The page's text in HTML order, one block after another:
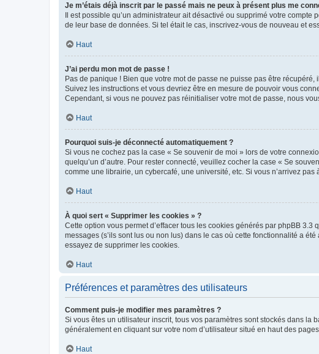
Je m’étais déjà inscrit par le passé mais ne peux à présent plus me
Il est possible qu’un administrateur ait désactivé ou supprimé votre
de leur base de données. Si tel était le cas, inscrivez-vous de nouveau et
Haut
J’ai perdu mon mot de passe !
Pas de panique ! Bien que votre mot de passe ne puisse pas être
Suivez les instructions et vous devriez être en mesure de pouvoir vous
Cependant, si vous ne pouvez pas réinitialiser votre mot de passe, nous
Haut
Pourquoi suis-je déconnecté automatiquement ?
Si vous ne cochez pas la case « Se souvenir de moi » lors de votre
quelqu’un d’autre. Pour rester connecté, veuillez cocher la case « Se
comme une librairie, un cybercafé, une université, etc. Si vous n’arrivez
Haut
À quoi sert « Supprimer les cookies » ?
Cette option vous permet d’effacer tous les cookies générés par phpBB
messages (s’ils sont lus ou non lus) dans le cas où cette fonctionnalité a
essayez de supprimer les cookies.
Haut
Préférences et paramètres des utilisateurs
Comment puis-je modifier mes paramètres ?
Si vous êtes un utilisateur inscrit, tous vos paramètres sont stockés dans
généralement en cliquant sur votre nom d’utilisateur situé en haut des
Haut